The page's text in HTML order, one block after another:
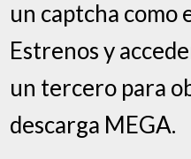
un captcha como
Estrenos y
un tercero para
descarga MEGA.